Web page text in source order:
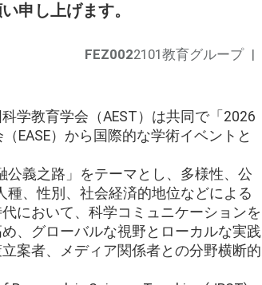
申し上げます。
FEZ0022101教育グループ |
学教育学会（AEST）は共同で「2026
EASE）から国際的な学術イベントと
公義之路」をテーマとし、多様性、公
種、性別、社会経済的地位などによる
において、科学コミュニケーションを
、グローバルな視野とローカルな実践
案者、メディア関係者との分野横断的